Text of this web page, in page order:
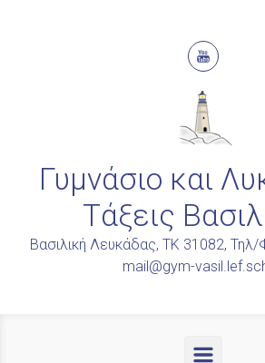
Γυμνάσιο και
Τάξεις
Βασιλική Λευκάδας, ΤΚ 31082,
mail@gym-